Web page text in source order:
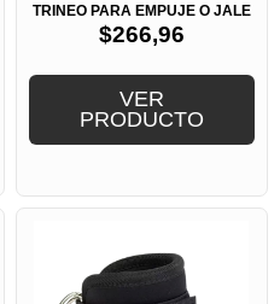
TRINEO PARA EMPUJE O JALE
$266,96
VER
PRODUCTO